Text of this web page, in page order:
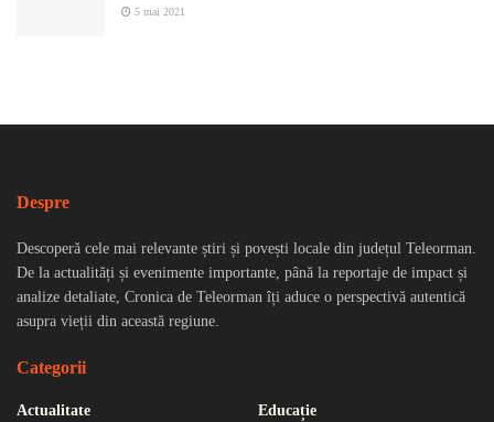
5 mai 2021
Despre
Descoperă cele mai relevante știri și povești locale din județul Teleorman.
De la actualități și evenimente importante, până la reportaje de impact și
analize detaliate, Cronica de Teleorman îți aduce o perspectivă autentică
asupra vieții din această regiune.
Categorii
Actualitate
Educație